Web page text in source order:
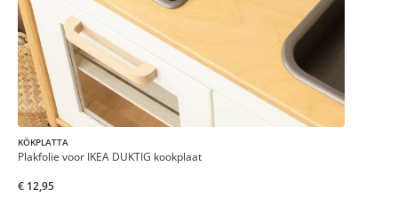
KÖKPLATTA
Plakfolie voor IKEA DUKTIG kookplaat
€ 12,95